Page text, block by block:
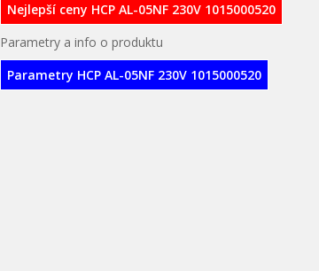
Nejlepší ceny HCP AL-05NF 230V 1015000520
Parametry a info o produktu
Parametry HCP AL-05NF 230V 1015000520